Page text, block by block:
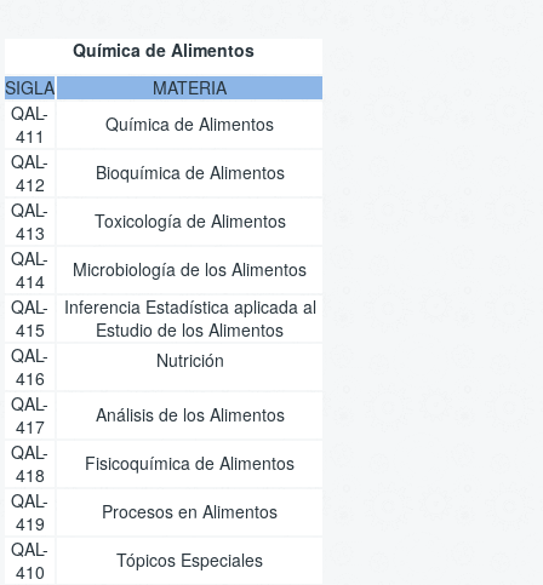
Química de Alimentos
SIGLA
MATERIA
QAL-
411
Química de Alimentos
QAL-
412
Bioquímica de Alimentos
QAL-
413
Toxicología de Alimentos
QAL-
414
Microbiología de los Alimentos
QAL-
415
Inferencia Estadística aplicada al
Estudio de los Alimentos
QAL-
416
Nutrición
QAL-
417
Análisis de los Alimentos
QAL-
418
Fisicoquímica de Alimentos
QAL-
419
Procesos en Alimentos
QAL-
410
Tópicos Especiales